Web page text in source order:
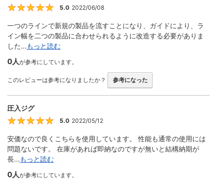
5
5.0 2022/06/08
一つのラインで新規の製品を流すことになり、ガイドにより、ラ
イン幅を二つの製品に合わせられるように改造する必要がありま
した...もっと読む
0人が参考にしています。
このレビューは参考になりましたか？ 参考になった
圧入ジグ
5
5.0 2022/05/12
安価なので良くこちらを使用しています。 性能も通常の使用には
問題ないです。 在庫があれば即納なのですが無いと結構納期が
長...もっと読む
0人が参考にしています。